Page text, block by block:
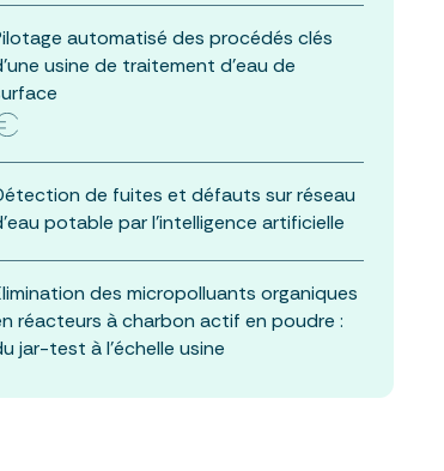
automatisé des procédés clés
usine de traitement d’eau de
de fuites et défauts sur réseau
potable par l’intelligence artificielle
des micropolluants organiques
réacteurs à charbon actif en poudre :
jar-test à l’échelle usine